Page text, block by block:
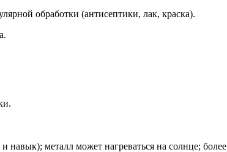
обработки (антисептики, лак, краска).
металл может нагреваться на солнце;